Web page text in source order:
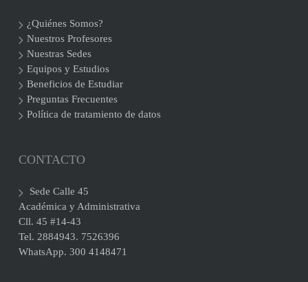
¿Quiénes Somos?
Nuestros Profesores
Nuestras Sedes
Equipos y Estudios
Beneficios de Estudiar
Preguntas Frecuentes
Política de tratamiento de datos
CONTACTO
Sede Calle 45
Académica y Administrativa
Cll. 45 #14-43
Tel. 2884943. 7526396
WhatsApp. 300 4148471